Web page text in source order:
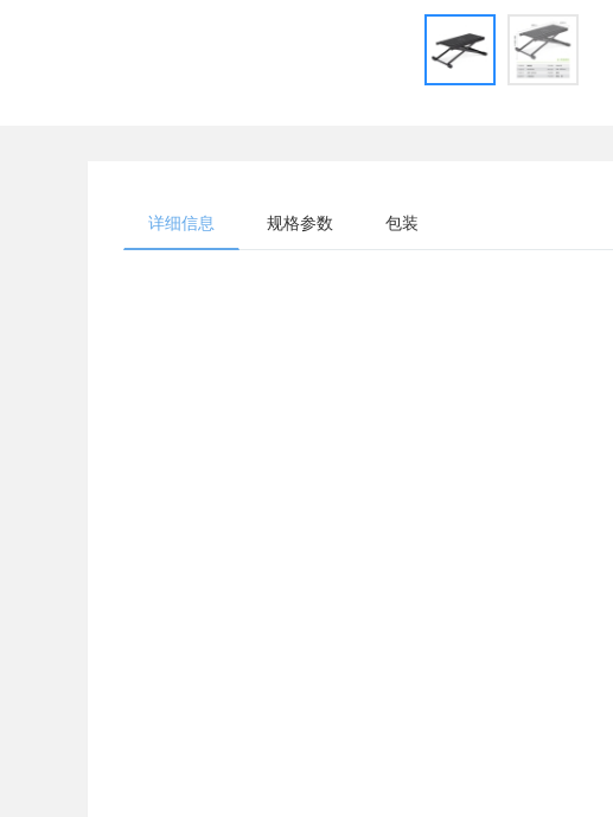
详细信息 规格参数 包装